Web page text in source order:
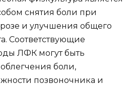
снятия боли при
и улучшения общего
Соответствующие
ЛФК могут быть
боли,
позвоночника и